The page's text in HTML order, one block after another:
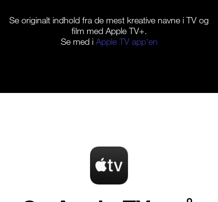
Se originalt indhold fra de mest kreative navne i TV og
film med Apple TV+.
Se med i Apple TV app'en